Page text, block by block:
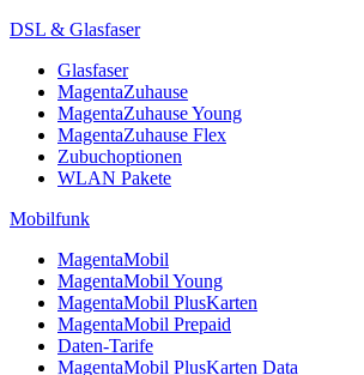
DSL & Glasfaser
Glasfaser
MagentaZuhause
MagentaZuhause Young
MagentaZuhause Flex
Zubuchoptionen
WLAN Pakete
Mobilfunk
MagentaMobil
MagentaMobil Young
MagentaMobil PlusKarten
MagentaMobil Prepaid
Daten-Tarife
MagentaMobil PlusKarten Data